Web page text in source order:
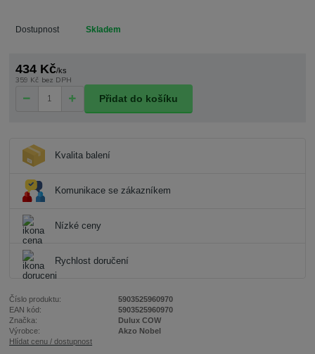
Dostupnost Skladem
434 Kč/ks
359 Kč bez DPH
Přidat do košíku
Kvalita balení
Komunikace se zákazníkem
Nízké ceny
Rychlost doručení
Číslo produktu:
5903525960970
EAN kód:
5903525960970
Značka:
Dulux COW
Výrobce:
Akzo Nobel
Hlídat cenu / dostupnost